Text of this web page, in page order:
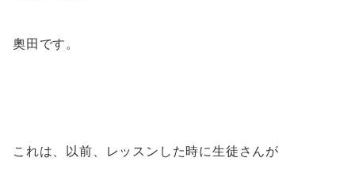
奧田です。
これは、以前、レッスンした時に生徒さんが